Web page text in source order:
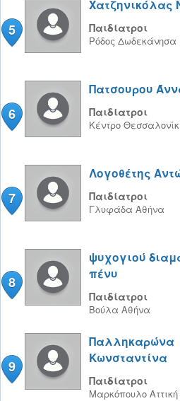
5
Χατζηνικόλας
Παιδίατροι
Ρόδος Δωδεκάνησα
6
Πατσουρου
Παιδίατροι
Κέντρο
7
Λογοθέτης
Παιδίατροι
Γλυφάδα Αθήνα
8
ψυχογιού
πένυ
Παιδίατροι
Βούλα Αθήνα
9
Παλληκαρώνα
Κωνσταντίνα
Παιδίατροι
Μαρκόπουλο Αττική